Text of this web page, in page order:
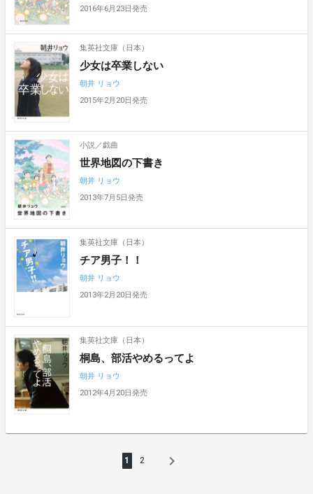
2016年6月23日発売
集英社文庫（日本）
少女は卒業しない
朝井 リョウ
2015年2月20日発売
小説／戯曲
世界地図の下書き
朝井 リョウ
2013年7月5日発売
集英社文庫（日本）
チア男子！！
朝井 リョウ
2013年2月20日発売
集英社文庫（日本）
桐島、部活やめるってよ
朝井 リョウ
2012年4月20日発売
1 2 navigate_next